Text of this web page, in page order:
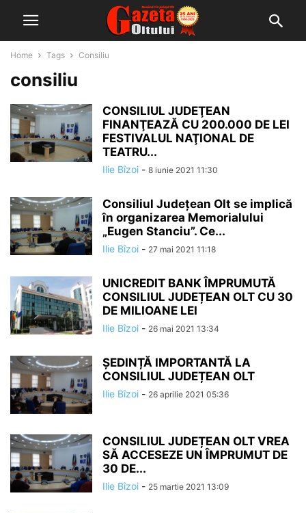
Home Tags Consiliu
consiliu
CONSILIUL JUDEŢEAN
FINANŢEAZĂ CU 200.000 DE LEI
FESTIVALUL NAŢIONAL DE
TEATRU...
Ilie Bîzoi - 8 iunie 2021 11:30
Consiliul Județean Olt se implică
în organizarea Memorialului
„Eugen Stanciu”. Ce...
Ilie Bîzoi - 27 mai 2021 11:18
UNICREDIT BANK ÎMPRUMUTĂ
CONSILIUL JUDEȚEAN OLT CU 30
DE MILIOANE LEI
Ilie Bîzoi - 26 mai 2021 13:34
ȘEDINȚĂ IMPORTANTĂ LA
CONSILIUL JUDEȚEAN OLT
Ilie Bîzoi - 26 aprilie 2021 05:36
CONSILIUL JUDEȚEAN OLT VREA
SĂ ACCESEZE UN ÎMPRUMUT DE
30 DE...
Ilie Bîzoi - 25 martie 2021 13:09